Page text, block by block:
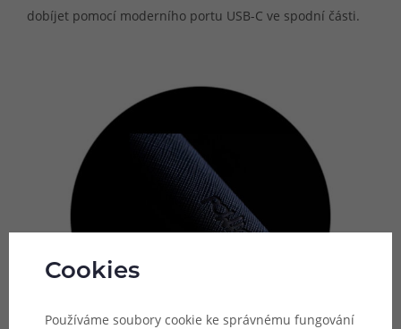
dobíjet pomocí moderního portu USB-C ve spodní části.
Cookies
Používáme soubory cookie ke správnému fungování